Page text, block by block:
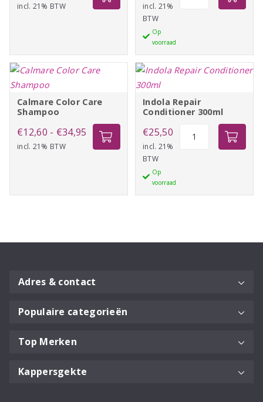
prijs
prijs
incl. 21% BTW
incl. 21%
BTW
Op
voorraad
Calmare Color Care
Shampoo
€12,60 - €34,95 Prijsklasse:
€12,60
incl. 21% BTW
Indola Repair
Conditioner 300ml
€25,50
incl. 21%
BTW
Op
voorraad
Adres & contact
Populaire categorieën
Top Merken
Kappersgekte